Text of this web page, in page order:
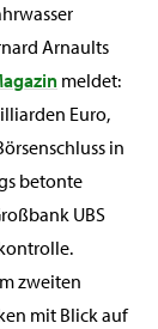
Arnaults
meldet:
Euro,
in
betonte
UBS
zweiten
mit Blick auf